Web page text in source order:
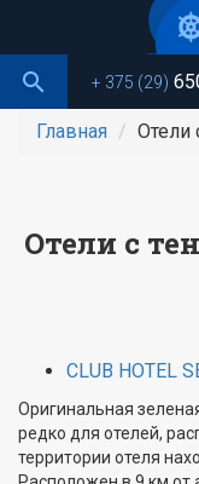
основному
содержанию+ 375 (29)
Главная Отели
Отели с
CLUB HOTEL
Оригинальная
редко для отелей,
территории отеля